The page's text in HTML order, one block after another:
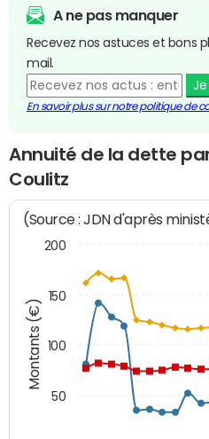
A ne pas manquer
Recevez nos astuces et bons
mail.
En savoir plus sur notre politique de
Annuité de la dette
Coulitz
Montants (€)
(Source : JDN d'après
50
100
150
200